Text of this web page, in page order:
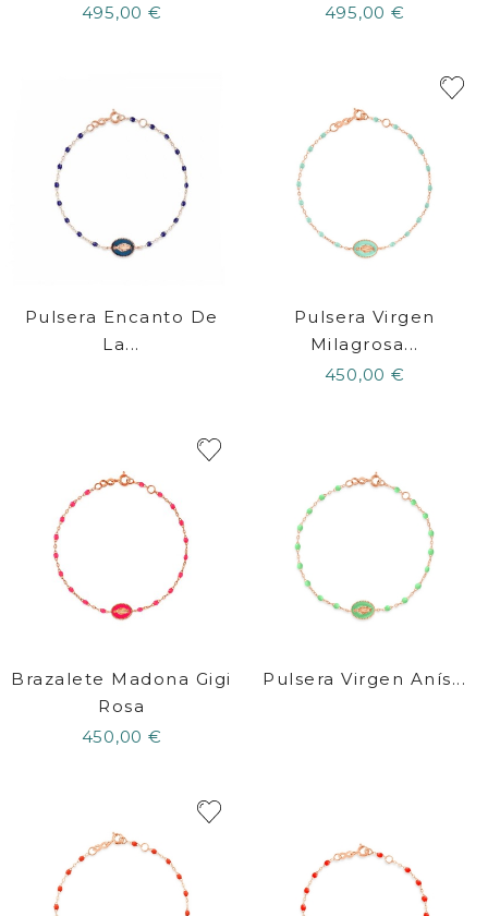
495,00 €
495,00 €
Pulsera Encanto De
La...
Pulsera Virgen
Milagrosa...
450,00 €
Brazalete Madona Gigi
Rosa
450,00 €
Pulsera Virgen Anís...